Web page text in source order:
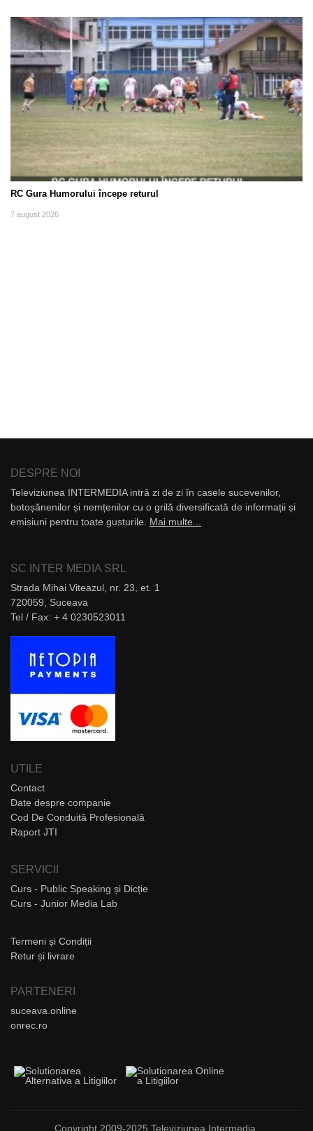
RC Gura Humorului începe returul
7 august 2026
DESPRE NOI
Televiziunea INTERMEDIA intră zi de zi în casele sucevenilor,
botoșănenilor și nemțenilor cu o grilă diversificată de informații și
emisiuni pentru toate gusturile. Mai multe...
SC INTER MEDIA SRL
Strada Mihai Viteazul, nr. 23, et. 1
720059, Suceava
Tel / Fax: + 4 0230523011
UTILE
Contact
Date despre companie
Cod De Conduită Profesională
Raport JTI
SERVICII
Curs - Public Speaking și Dicție
Curs - Junior Media Lab
Termeni și Condiții
Retur și livrare
PARTENERI
suceava.online
onrec.ro
Copyright 2009-2025 Televiziunea Intermedia.